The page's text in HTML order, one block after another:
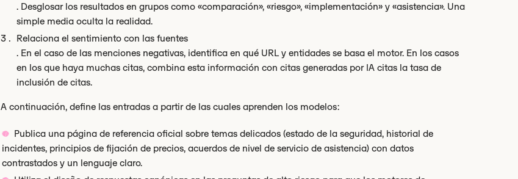
. Desglosar los resultados en grupos como «comparación», «riesgo», «implementación» y «asistencia». Una
simple media oculta la realidad.
Relaciona el sentimiento con las fuentes
. En el caso de las menciones negativas, identifica en qué URL y entidades se basa el motor. En los casos
en los que haya muchas citas, combina esta información con citas generadas por IA citas la tasa de
inclusión de citas.
A continuación, define las entradas a partir de las cuales aprenden los modelos:
Publica una página de referencia oficial sobre temas delicados (estado de la seguridad, historial de
incidentes, principios de fijación de precios, acuerdos de nivel de servicio de asistencia) con datos
contrastados y un lenguaje claro.